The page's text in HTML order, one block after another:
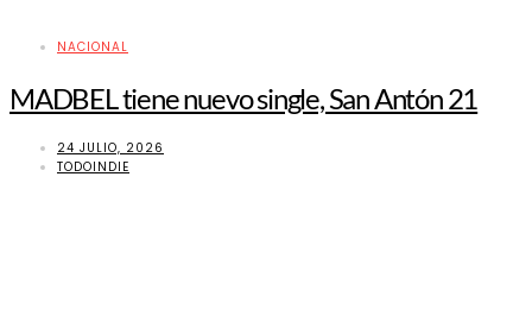
NACIONAL
MADBEL tiene nuevo single, San Antón 21
24 JULIO, 2026
TODOINDIE